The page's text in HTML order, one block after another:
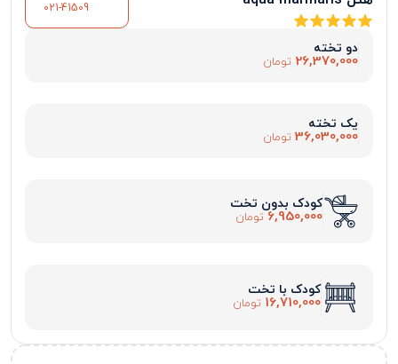
021-41509
دو تخته
26,370,000 تومان
یک تخته
36,030,000 تومان
کودک بدون تخت
6,950,000 تومان
کودک با تخت
16,710,000 تومان